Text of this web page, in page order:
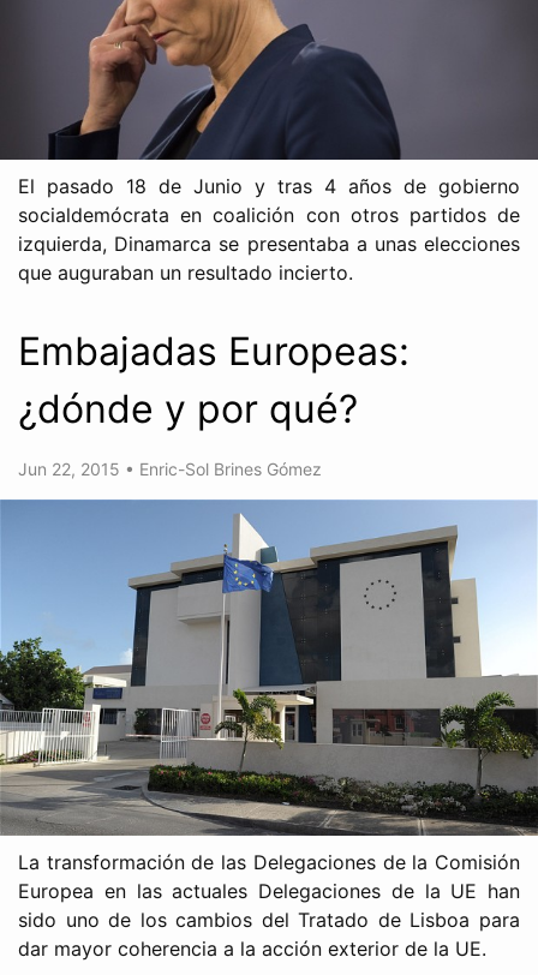
El pasado 18 de Junio y tras 4 años de gobierno
socialdemócrata en coalición con otros partidos de
izquierda, Dinamarca se presentaba a unas elecciones
que auguraban un resultado incierto.
Embajadas Europeas:
¿dónde y por qué?
Jun 22, 2015 • Enric-Sol Brines Gómez
La transformación de las Delegaciones de la Comisión
Europea en las actuales Delegaciones de la UE han
sido uno de los cambios del Tratado de Lisboa para
dar mayor coherencia a la acción exterior de la UE.